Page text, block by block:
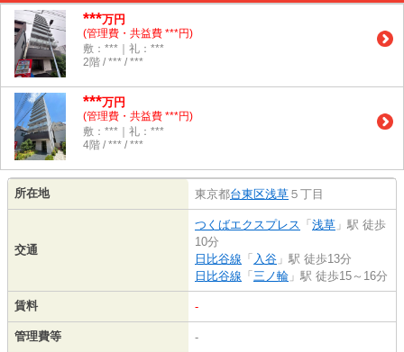
***万円
(管理費・共益費 ***円)
敷：***｜礼：***
2階 / *** / ***
***万円
(管理費・共益費 ***円)
敷：***｜礼：***
4階 / *** / ***
所在地 東京都台東区浅草 ５丁目
交通
つくばエクスプレス 「 浅草 」駅 徒歩
10分
日比谷線 「 入谷 」駅 徒歩13分
日比谷線 「 三ノ輪 」駅 徒歩15～16分
賃料 -
管理費等 -